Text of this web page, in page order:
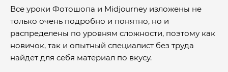
Все уроки Фотошопа и Midjourney изложены не
только очень подробно и понятно, но и
распределены по уровням сложности, поэтому как
новичок, так и опытный специалист без труда
найдет для себя материал по вкусу.